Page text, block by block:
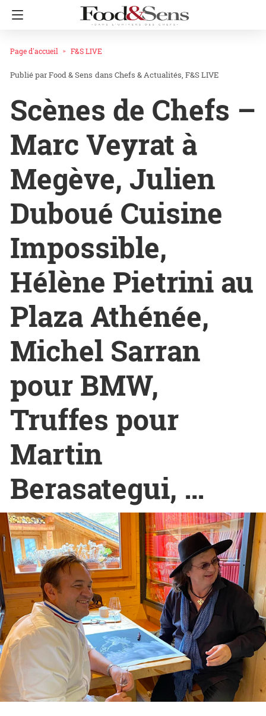
Page d'accueil F&S LIVE
Food & Sens dans Chefs & Actualités F&S LIVE
Scènes de Chefs –
Marc Veyrat à
Megève, Julien
Duboué Cuisine
Impossible,
Hélène Pietrini au
Plaza Athénée,
Michel Sarran
pour BMW,
Truffes pour
Martin
Berasategui, …